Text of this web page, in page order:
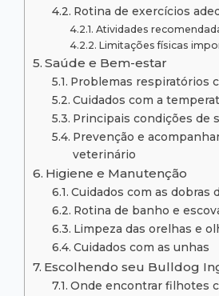
Rotina de exercícios
Atividades
Limitações físicas
Saúde e Bem-estar
Problemas respiratórios
Cuidados com a
Principais condições de
Prevenção e
veterinário
Higiene e Manutenção
Cuidados com as dobras
Rotina de banho e
Limpeza das orelhas e
Cuidados com as unhas
Escolhendo seu Bulldog
Onde encontrar filhotes